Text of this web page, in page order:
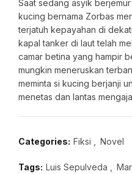
Saat sedang asyik
kucing bernama Zorbas
terjatuh kepayahan di
kapal tanker di laut telah
camar betina yang hampir
mungkin meneruskan
meminta si kucing berjanji
menetas dan lantas
Categories: Fiksi Novel
Tags: Luis Sepulveda